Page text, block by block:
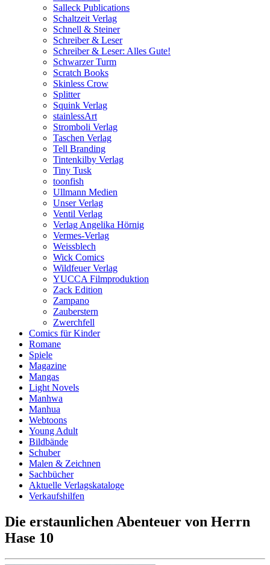
Salleck Publications
Schaltzeit Verlag
Schnell & Steiner
Schreiber & Leser
Schreiber & Leser: Alles Gute!
Schwarzer Turm
Scratch Books
Skinless Crow
Splitter
Squink Verlag
stainlessArt
Stromboli Verlag
Taschen Verlag
Tell Branding
Tintenkilby Verlag
Tiny Tusk
toonfish
Ullmann Medien
Unser Verlag
Ventil Verlag
Verlag Angelika Hörnig
Vermes-Verlag
Weissblech
Wick Comics
Wildfeuer Verlag
YUCCA Filmproduktion
Zack Edition
Zampano
Zauberstern
Zwerchfell
Comics für Kinder
Romane
Spiele
Magazine
Mangas
Light Novels
Manhwa
Manhua
Webtoons
Young Adult
Bildbände
Schuber
Malen & Zeichnen
Sachbücher
Aktuelle Verlagskataloge
Verkaufshilfen
Die erstaunlichen Abenteuer von Herrn
Hase 10